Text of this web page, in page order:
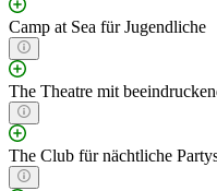
Camp at Sea für Jugendliche
The Theatre mit
The Club für nächtliche